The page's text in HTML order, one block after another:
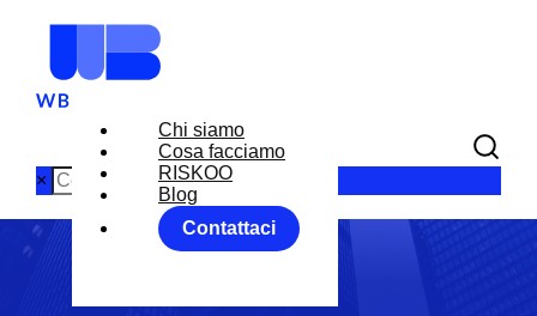
Chi siamo
Cosa facciamo
RISKOO
Blog
Contattaci
× Blog
Home Blog